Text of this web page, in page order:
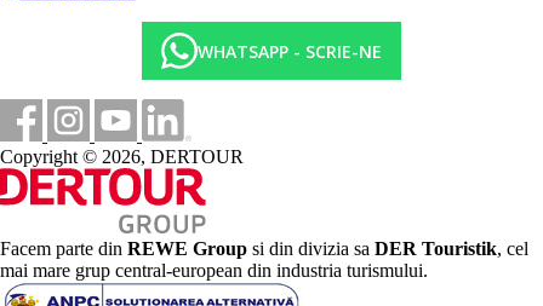
4 stele
categoria hotelului. Taxa nu este inclusa in pretul turului si
trebuie platita de catre client direct la receptia hotelului.
Taxa turistica
Incepand cu 2025, in Grecia exista obligatia de a plati taxa
climatica in functie de categoria de hotel. Taxa nu este inclusa in
tariful ofertei si va fi achitata de catre client la receptia hotelului.
Noile taxe de statiune in Grecia sunt (Aprilie – Octombrie):
10.00 €. Tarifele afisate sunt pe camera/noapte.
WHATSAPP - SCRIE-NE
Copyright © 2026, DERTOUR
Facem parte din REWE Group si din divizia sa DER Touristik, cel
mai mare grup central-european din industria turismului.